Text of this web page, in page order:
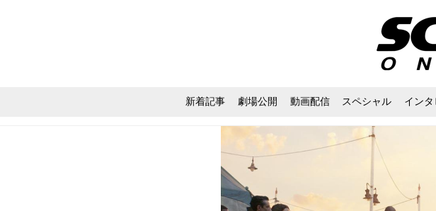
新着記事 劇場公開 動画配信 スペシャル イン